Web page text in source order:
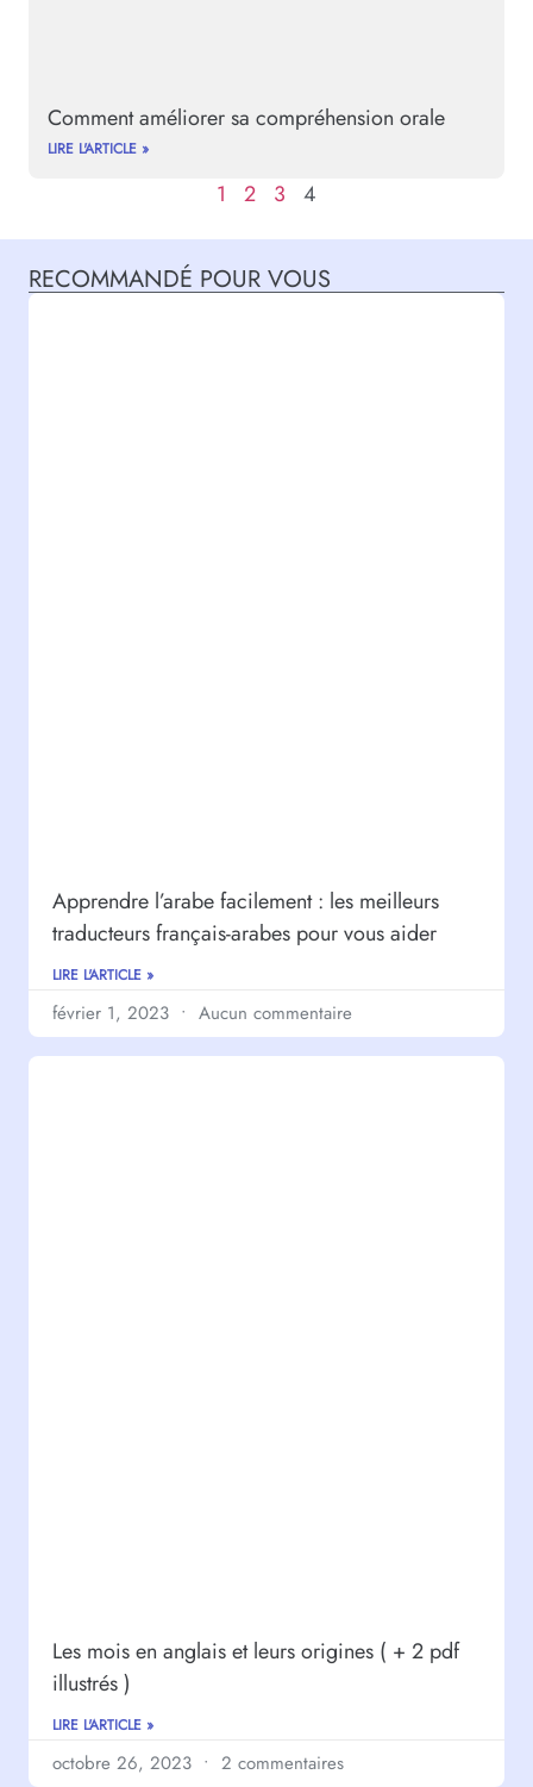
Comment améliorer sa compréhension orale
LIRE L'ARTICLE »
1 2 3 4
RECOMMANDÉ POUR VOUS
Apprendre l’arabe facilement : les meilleurs
traducteurs français-arabes pour vous aider
LIRE L'ARTICLE »
février 1, 2023 Aucun commentaire
Les mois en anglais et leurs origines ( + 2 pdf
illustrés )
LIRE L'ARTICLE »
octobre 26, 2023 2 commentaires